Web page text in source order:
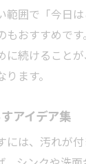
範囲で「今日
おすすめです
に続けること
ます。
アイデア集
には、汚れが